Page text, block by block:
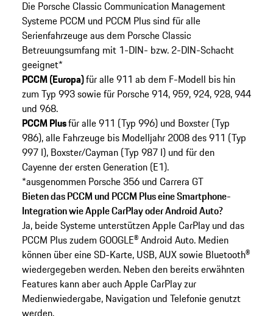
Die Porsche Classic Communication Management
Systeme PCCM und PCCM Plus sind für alle
Serienfahrzeuge aus dem Porsche Classic
Betreuungsumfang mit 1-DIN- bzw. 2-DIN-Schacht
geeignet*
PCCM (Europa)für alle 911 ab dem F-Modell bis hin
zum Typ 993 sowie für Porsche 914, 959, 924, 928, 944
und 968.
PCCM Plusfür alle 911 (Typ 996) und Boxster (Typ
986), alle Fahrzeuge bis Modelljahr 2008 des 911 (Typ
997 I), Boxster/Cayman (Typ 987 I) und für den
Cayenne der ersten Generation (E1).
*ausgenommen Porsche 356 und Carrera GT
Bieten das PCCM und PCCM Plus eine Smartphone-
Integration wie Apple CarPlay oder Android Auto?
Ja, beide Systeme unterstützen Apple CarPlay und das
PCCM Plus zudem GOOGLE® Android Auto. Medien
können über eine SD-Karte, USB, AUX sowie Bluetooth®
wiedergegeben werden. Neben den bereits erwähnten
Features kann aber auch Apple CarPlay zur
Medienwiedergabe, Navigation und Telefonie genutzt